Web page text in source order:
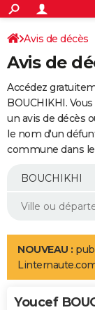
ACTUALITÉS
Politique
Société
Faits Divers
Education
Monde
Villes
+
SPORT
Coupe du monde
Football
Tennis
Cyclisme
Rugby
Forum
Programme TV
TNT
Streaming
Cinéma
Sorties cinéma
Musique
+
FINANCE
Impôts
Immobilier
Risques naturels
Banque
Assurance
Crédit
AUTO
Essais
Réserver un essai
Citadines
Berlines
SUV
Forum auto
+
Mobiles
Meilleur smartphone
Internet
Ordinateurs
Jeux vidéo
Guide high-tech
Aménagement
LIFESTYLE
Art de vivre
Bien-être
Loisirs
Mode
Modes de vie
Alimentation
Guide de la santé
Maladies
Médicaments
Sommeil
VOYAGE
Avis de décès
Avis de
Accédez
BOUCHIKHI.
un avis de décès
le nom d'un
commune dans
NOUVEAU :
Youcef